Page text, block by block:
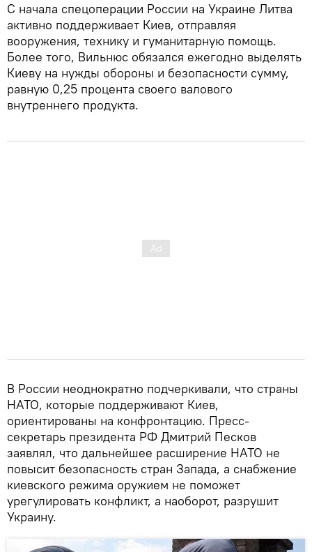
С начала спецоперации России на Украине Литва
активно поддерживает Киев, отправляя
вооружения, технику и гуманитарную помощь.
Более того, Вильнюс обязался ежегодно выделять
Киеву на нужды обороны и безопасности сумму,
равную 0,25 процента своего валового
внутреннего продукта.
В России неоднократно подчеркивали, что страны
НАТО, которые поддерживают Киев,
ориентированы на конфронтацию. Пресс-
секретарь президента РФ Дмитрий Песков
заявлял, что дальнейшее расширение НАТО не
повысит безопасность стран Запада, а снабжение
киевского режима оружием не поможет
урегулировать конфликт, а наоборот, разрушит
Украину.